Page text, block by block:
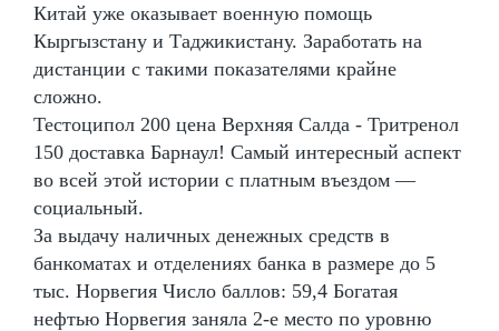
Китай уже оказывает военную помощь
Кыргызстану и Таджикистану. Заработать на
дистанции с такими показателями крайне
сложно.
Тестоципол 200 цена Верхняя Салда - Тритренол
150 доставка Барнаул! Самый интересный аспект
во всей этой истории с платным въездом —
социальный.
За выдачу наличных денежных средств в
банкоматах и отделениях банка в размере до 5
тыс. Норвегия Число баллов: 59,4 Богатая
нефтью Норвегия заняла 2-е место по уровню